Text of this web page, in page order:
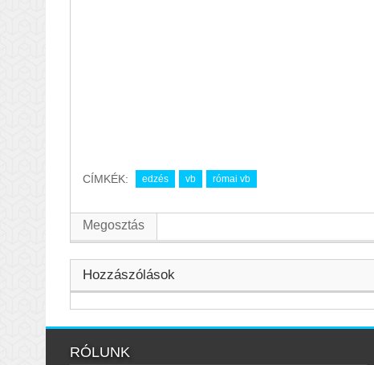
CÍMKÉK: edzés vb római vb
Megosztás
Hozzászólások
RÓLUNK